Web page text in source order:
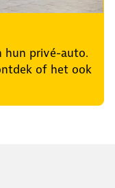
hun privé-auto.
of het ook